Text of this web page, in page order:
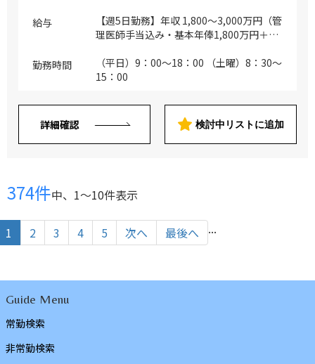
※1日あたりの患者数：90～115名 ・手
術：6～10件/半日 ※対応OP：白内障手
ザー治療（白内障・緑内障・網膜疾患）
※手術枠は現在2日（水・木午後） ※
ら2日に増やすことも可能です ※ご経験や
ご希望に応じて診療範囲など調整可能 ※
多焦点は覚えていただくことを必須としま
す ※対応が難しい症例・オペについては
ことも検討可能です
給与
【週5日勤務】年収 1,800～3,000万円（管
理医師手当込み・基本年俸1,800万円＋イ
1,440～2,400万円（管理医師手当込み・
基本年俸1,440万円＋インセンティブ） ※
て支給
勤務時間
（平日）9：00～18：00 （土曜）8：30～
15：00
詳細確認 検討中リストに追加
374件中、1〜10件表示
1 2 3 4 5 ...
次へ 最後へ
Guide Menu
常勤検索
非常勤検索